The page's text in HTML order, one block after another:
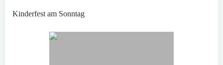
Kinderfest am Sonntag